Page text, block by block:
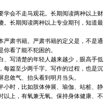
会不走马观花。长期阅读两种以上财
。长期阅读两种以上专业期刊，知道最
肃书籍。严肃书籍的定义是，不是通
看了能不犯困的。
写清楚的年轻人越来越少，眼高手低
每篇至少两千字。写作的过程，也是沉
敛气、抬头看到明月当头。
时，比如肢体伸展、瑜伽、站桩、静
以上，有氧兼无氧。保持身体健康、不